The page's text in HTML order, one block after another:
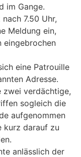
im Gange.
7.50 Uhr,
Meldung ein,
eingebrochen
eine Patrouille
Adresse.
verdächtige,
sogleich die
aufgenommen
kurz darauf zu
anlässlich der